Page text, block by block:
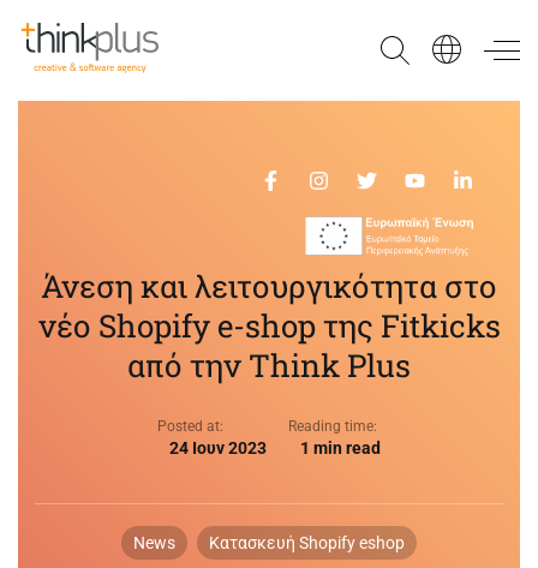
Think Plus
Άνεση και λειτουργικότητα στο
νέο Shopify e-shop της Fitkicks
από την Think Plus
Posted at:
24 Ιουν 2023
Reading time:
1 min read
News Κατασκευή Shopify eshop